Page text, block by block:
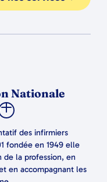
Nationale
des infirmiers
fondée en 1949 elle
la profession, en
en accompagnant les